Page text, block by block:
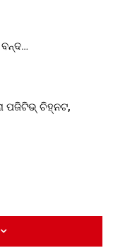
ବନ୍ଦ…
ପଜିଟିଭ୍ ଚିହ୍ନଟ,